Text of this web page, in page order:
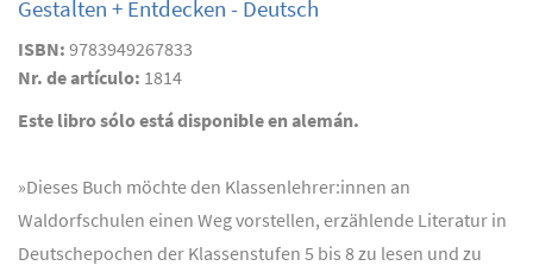
Gestalten + Entdecken - Deutsch
ISBN: 9783949267833
Nr. de artículo: 1814
Este libro sólo está disponible en alemán.
»Dieses Buch möchte den Klassenlehrer:innen an
Waldorfschulen einen Weg vorstellen, erzählende Literatur in
Deutschepochen der Klassenstufen 5 bis 8 zu lesen und zu